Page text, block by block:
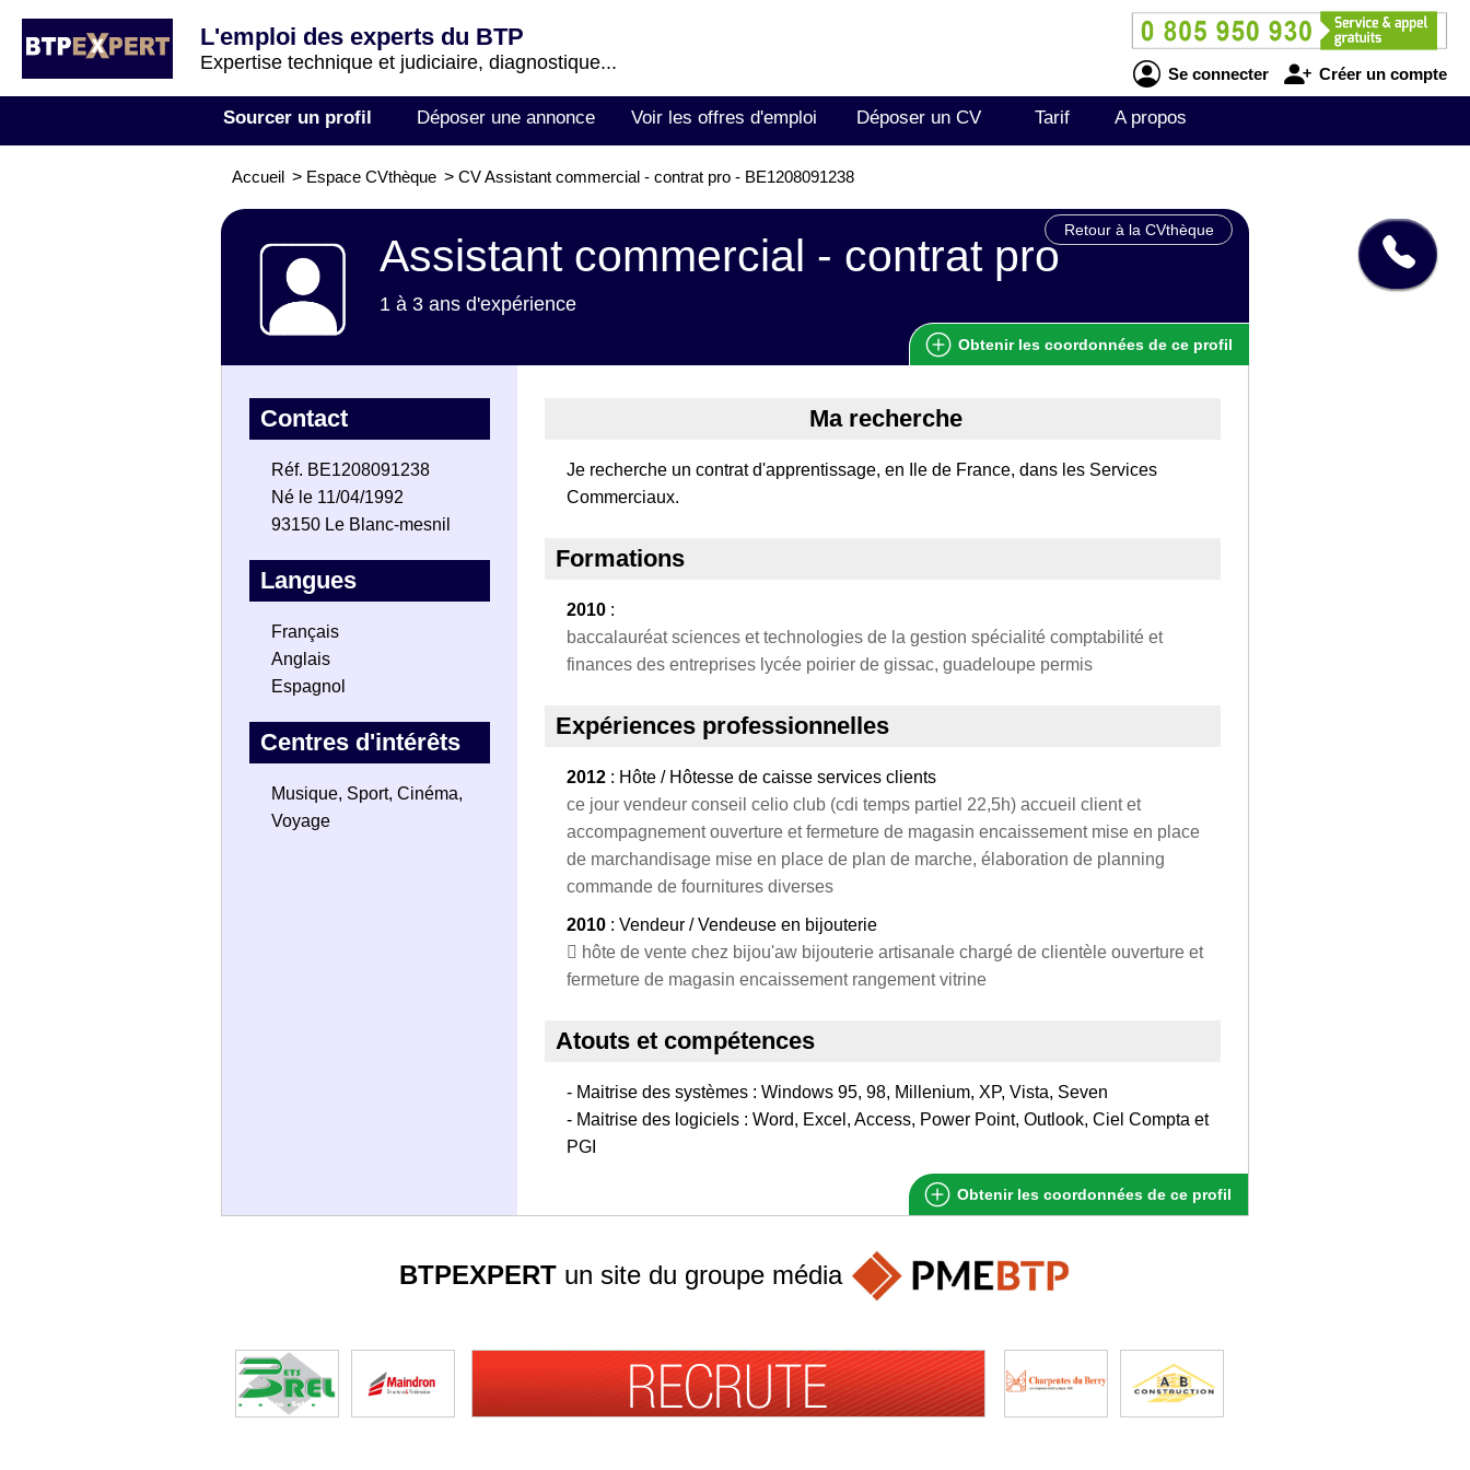
L'emploi des experts du BTP
Expertise technique et judiciaire, diagnostique...
Se connecter Créer un compte
Sourcer un profil Déposer une annonce Voir les offres d'emploi Déposer un CV Tarif A propos
Accueil > Espace CVthèque > CV Assistant commercial - contrat pro - BE1208091238
Retour à la CVthèque
Assistant commercial - contrat pro
1 à 3 ans d'expérience
Obtenir les coordonnées de ce profil
Contact
Réf. BE1208091238
Né le 11/04/1992
93150 Le Blanc-mesnil
Langues
Français
Anglais
Espagnol
Centres d'intérêts
Musique, Sport, Cinéma,
Voyage
Ma recherche
Je recherche un contrat d'apprentissage, en Ile de France, dans les Services
Commerciaux.
Formations
2010 :
baccalauréat sciences et technologies de la gestion spécialité comptabilité et
finances des entreprises lycée poirier de gissac, guadeloupe permis
Expériences professionnelles
2012 : Hôte / Hôtesse de caisse services clients
ce jour vendeur conseil celio club (cdi temps partiel 22,5h) accueil client et
accompagnement ouverture et fermeture de magasin encaissement mise en place
de marchandisage mise en place de plan de marche, élaboration de planning
commande de fournitures diverses
2010 : Vendeur / Vendeuse en bijouterie
 hôte de vente chez bijou'aw bijouterie artisanale chargé de clientèle ouverture et
fermeture de magasin encaissement rangement vitrine
Atouts et compétences
- Maitrise des systèmes : Windows 95, 98, Millenium, XP, Vista, Seven
- Maitrise des logiciels : Word, Excel, Access, Power Point, Outlook, Ciel Compta et
PGI
Obtenir les coordonnées de ce profil
BTPEXPERTun site du groupe média